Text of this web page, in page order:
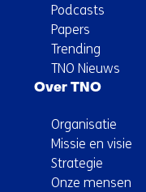
Podcasts
Papers
Trending
TNO Nieuws
Over TNO
Organisatie
Missie en visie
Strategie
Onze mensen